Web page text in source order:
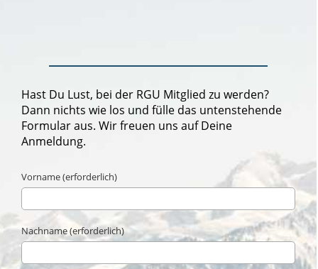
Hast Du Lust, bei der RGU Mitglied zu werden?
Dann nichts wie los und fülle das untenstehende
Formular aus. Wir freuen uns auf Deine
Anmeldung.
Vorname (erforderlich)
Nachname (erforderlich)